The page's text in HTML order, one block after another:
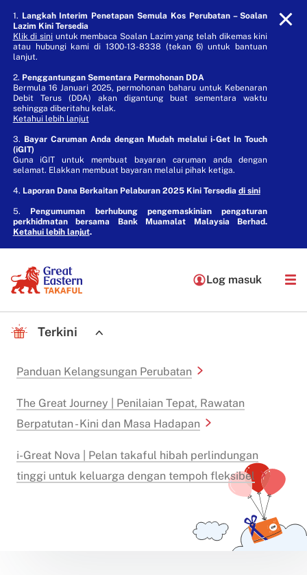
1. Langkah Interim Penetapan Semula Kos Perubatan – Soalan
Lazim Kini Tersedia
Klik di sini untuk membaca Soalan Lazim yang telah dikemas kini
atau hubungi kami di 1300-13-8338 (tekan 6) untuk bantuan
lanjut.
2. Penggantungan Sementara Permohonan DDA
Bermula 16 Januari 2025, permohonan baharu untuk Kebenaran
Debit Terus (DDA) akan digantung buat sementara waktu
sehingga diberitahu kelak.
Ketahui lebih lanjut
3. Bayar Caruman Anda dengan Mudah melalui i-Get In Touch
(iGIT)
Guna iGIT untuk membuat bayaran caruman anda dengan
selamat. Elakkan membuat bayaran melalui pihak ketiga.
4. Laporan Dana Berkaitan Pelaburan 2025 Kini Tersedia di sini
5. Pengumuman berhubung pengemaskinian pengaturan
perkhidmatan bersama Bank Muamalat Malaysia Berhad.
Ketahui lebih lanjut.
Log masuk
Terkini
Panduan Kelangsungan Perubatan
The Great Journey | Penilaian Tepat, Rawatan
Berpatutan - Kini dan Masa Hadapan
i-Great Nova | Pelan takaful hibah perlindungan
tinggi untuk keluarga dengan tempoh fleksibel